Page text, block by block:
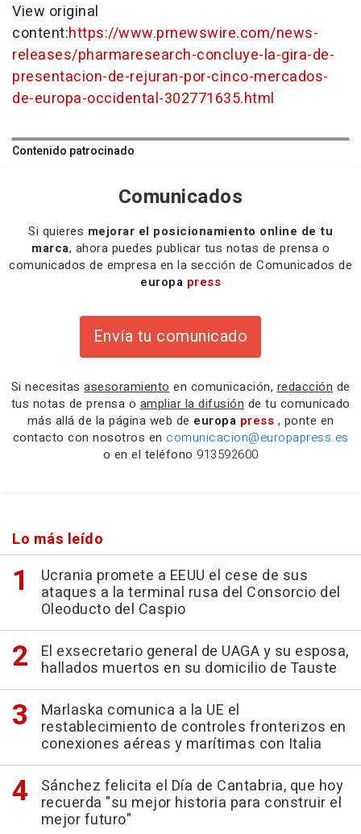
View original
content:https://www.prnewswire.com/news-
releases/pharmaresearch-concluye-la-gira-de-
presentacion-de-rejuran-por-cinco-mercados-
de-europa-occidental-302771635.html
Contenido patrocinado
Comunicados
Si quieres mejorar el posicionamiento online de tu
marca, ahora puedes publicar tus notas de prensa o
comunicados de empresa en la sección de Comunicados de
europa press
Envía tu comunicado
Si necesitas asesoramiento en comunicación, redacción de
tus notas de prensa o ampliar la difusión de tu comunicado
más allá de la página web de europa press , ponte en
contacto con nosotros en comunicacion@europapress.es
o en el teléfono 913592600
Lo más leído
Ucrania promete a EEUU el cese de sus
ataques a la terminal rusa del Consorcio del
Oleoducto del Caspio
El exsecretario general de UAGA y su esposa,
hallados muertos en su domicilio de Tauste
Marlaska comunica a la UE el
restablecimiento de controles fronterizos en
conexiones aéreas y marítimas con Italia
Sánchez felicita el Día de Cantabria, que hoy
recuerda "su mejor historia para construir el
mejor futuro"